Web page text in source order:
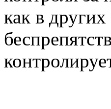
как в